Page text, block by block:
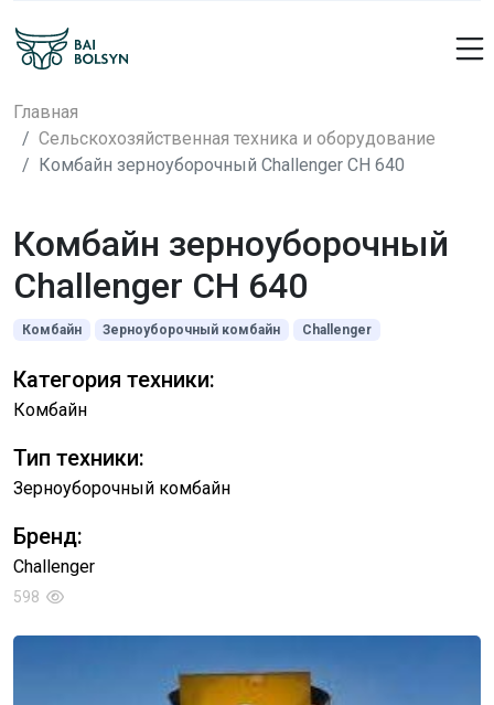
Главная
Сельскохозяйственная техника и оборудование
Комбайн зерноуборочный Challenger CH 640
Комбайн зерноуборочный
Challenger CH 640
Комбайн Зерноуборочный комбайн Challenger
Категория техники:
Комбайн
Тип техники:
Зерноуборочный комбайн
Бренд:
Challenger
598